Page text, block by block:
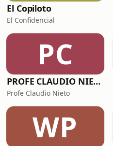
El Copiloto
El Confidencial
PC
PROFE CLAUDIO NIETO
Profe Claudio Nieto
WP